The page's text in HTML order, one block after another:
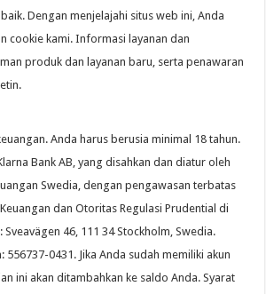
Dengan menjelajahi situs web ini, Anda
cookie kami. Informasi layanan dan
produk dan layanan baru, serta penawaran
Anda harus berusia minimal 18 tahun.
Bank AB, yang disahkan dan diatur oleh
Swedia, dengan pengawasan terbatas
dan Otoritas Regulasi Prudential di
46, 111 34 Stockholm, Swedia.
556737-0431. Jika Anda sudah memiliki akun
ini akan ditambahkan ke saldo Anda. Syarat